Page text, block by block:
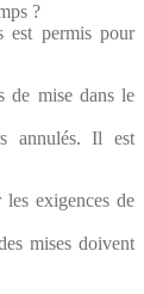
?
est permis pour
de mise dans le
annulés. Il est
exigences de
mises doivent